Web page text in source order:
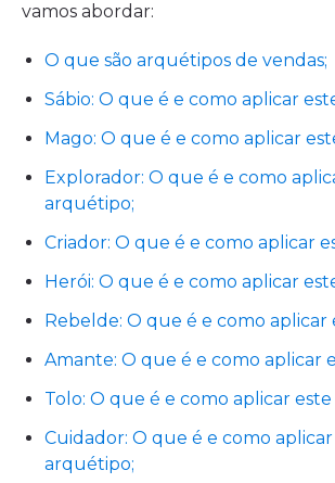
vamos abordar:
O que são arquétipos de vendas;
Sábio: O que é e como aplicar
Mago: O que é e como aplicar
Explorador: O que é e como
arquétipo;
Criador: O que é e como aplicar
Herói: O que é e como aplicar
Rebelde: O que é e como aplicar
Amante: O que é e como aplicar
Tolo: O que é e como aplicar
Cuidador: O que é e como
arquétipo;